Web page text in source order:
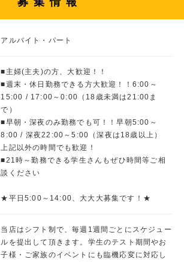
アルバイト・パート
■主婦(主夫)の方、大歓迎！！
■週末・休日勤務できる方大歓迎！！6:00～
15:00 / 17:00～0:00（18歳未満は21:00ま
で）
■早朝・深夜のみ勤務でも可！！早朝5:00～
8:00 / 深夜22:00～5:00（深夜は18歳以上）
上記以外の時間でも歓迎！
■21時～勤務できる学生さんもぜひ時間等ご相
談ください
★平日5:00～14:00、大大大募集です！★
当店はシフト制で、毎週1週間ごとにスケジュー
ルを提出して頂きます。学生のテスト期間やお
子様・ご家族のイベントにも臨機応変に対応し